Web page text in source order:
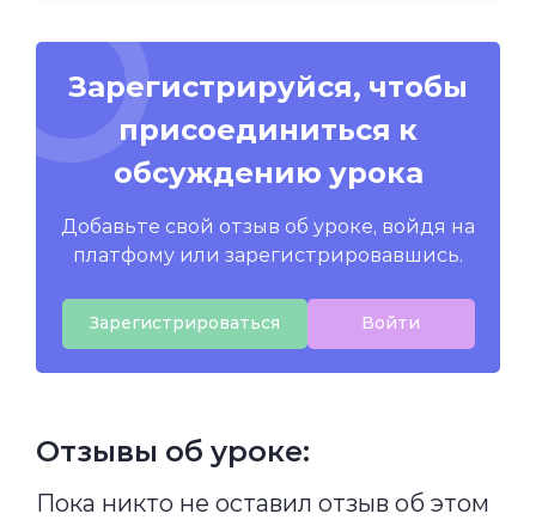
Зарегистрируйся, чтобы
присоединиться к
обсуждению урока
Добавьте свой отзыв об уроке, войдя на
платфому или зарегистрировавшись.
Зарегистрироваться Войти
Отзывы об уроке:
Пока никто не оставил отзыв об этом